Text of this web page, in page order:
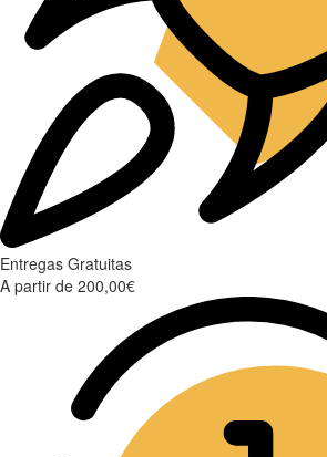
Entregas Gratuitas
A partir de 200,00€